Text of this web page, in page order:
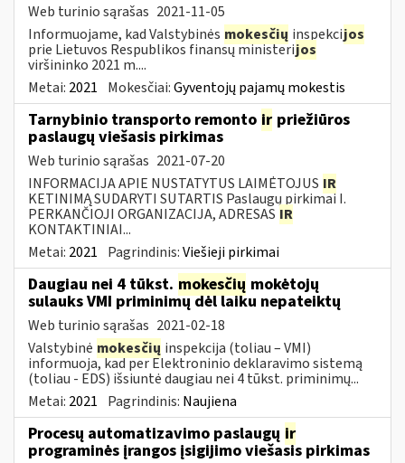
Web turinio sąrašas 2021-11-05
Informuojame, kad Valstybinės mokesčių inspekcijos
prie Lietuvos Respublikos finansų ministerijos
viršininko 2021 m....
Metai: 2021 Mokesčiai:Gyventojų pajamų mokestis
Tarnybinio transporto remonto ir priežiūros
paslaugų viešasis pirkimas
Web turinio sąrašas 2021-07-20
INFORMACIJA APIE NUSTATYTUS LAIMĖTOJUS IR
KETINIMĄ SUDARYTI SUTARTIS Paslaugų pirkimai I.
PERKANČIOJI ORGANIZACIJA, ADRESAS IR
KONTAKTINIAI...
Metai: 2021 Pagrindinis:Viešieji pirkimai
Daugiau nei 4 tūkst. mokesčių mokėtojų
sulauks VMI priminimų dėl laiku nepateiktų
Web turinio sąrašas 2021-02-18
Valstybinė mokesčių inspekcija (toliau – VMI)
informuoja, kad per Elektroninio deklaravimo sistemą
(toliau - EDS) išsiuntė daugiau nei 4 tūkst. priminimų...
Metai: 2021 Pagrindinis: Naujiena
Procesų automatizavimo paslaugų ir
programinės įrangos įsigijimo viešasis pirkimas